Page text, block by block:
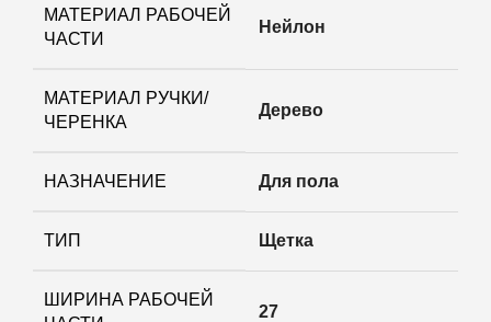
МАТЕРИАЛ РАБОЧЕЙ
ЧАСТИ
Нейлон
МАТЕРИАЛ РУЧКИ/
ЧЕРЕНКА
Дерево
НАЗНАЧЕНИЕ Для пола
ТИП Щетка
ШИРИНА РАБОЧЕЙ
27